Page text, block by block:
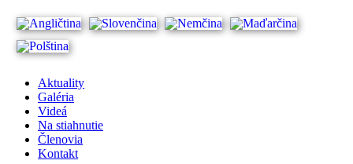
Aktuality
Galéria
Videá
Na stiahnutie
Členovia
Kontakt